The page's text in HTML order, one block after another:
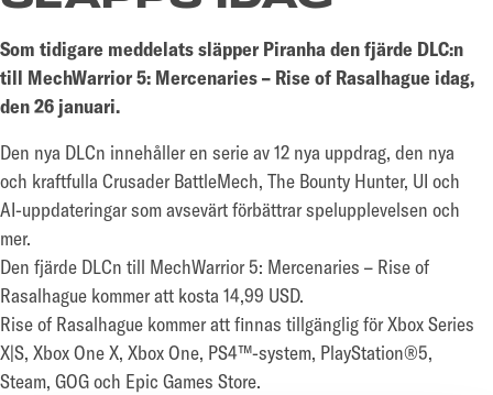
Som tidigare meddelats släpper Piranha den fjärde DLC:n
till MechWarrior 5: Mercenaries – Rise of Rasalhague idag,
den 26 januari.
Den nya DLCn innehåller en serie av 12 nya uppdrag, den nya
och kraftfulla Crusader BattleMech, The Bounty Hunter, UI och
AI-uppdateringar som avsevärt förbättrar spelupplevelsen och
mer.
Den fjärde DLCn till MechWarrior 5: Mercenaries – Rise of
Rasalhague kommer att kosta 14,99 USD.
Rise of Rasalhague kommer att finnas tillgänglig för Xbox Series
X|S, Xbox One X, Xbox One, PS4™-system, PlayStation®5,
Steam, GOG och Epic Games Store.